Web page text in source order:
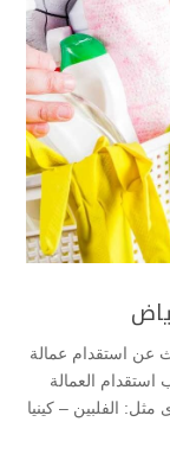
عن استقدام عمالة
استقدام العمالة
مثل: الفلبين – كينيا